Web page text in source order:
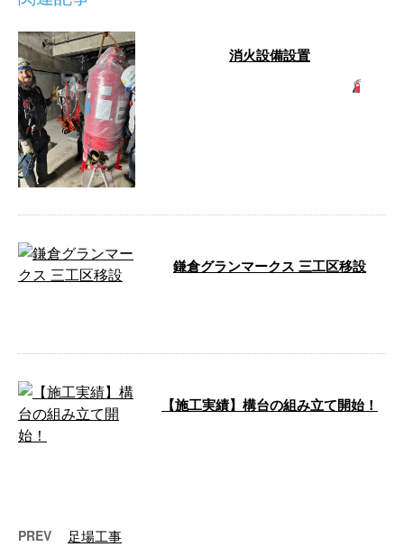
消火設備設置
鎌倉グランマークス 三工区移設
【施工実績】構台の組み立て開始！
PREV 足場工事